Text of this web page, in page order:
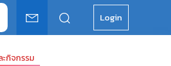
Login
ะกิจกรรม